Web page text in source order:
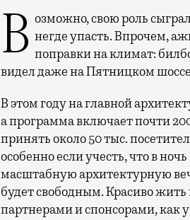
Возможно, свою роль сыграла дождливая погода, но в «Гостином дворе» яблоку негде упасть. Впрочем,
поправки на климат:
видел даже на Пятницком
В этом году на главной
а программа включает почти
принять около 50 тыс.
особенно если учесть, что в
масштабную архитектурную
будет свободным. Красиво
партнерами и спонсорами, как